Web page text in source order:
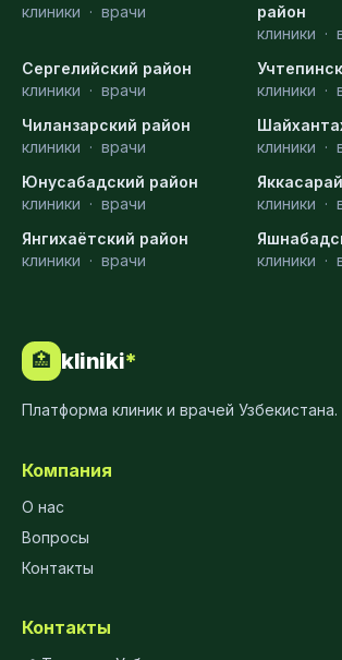
клиники · врачи
район
клиники ·
Сергелийский район
клиники · врачи
клиники ·
Чиланзарский район
клиники · врачи
клиники ·
Юнусабадский район
клиники · врачи
клиники ·
Янгихаётский район
клиники · врачи
клиники ·
🏥 kliniki*
Платформа клиник и врачей Узбекистана.
Компания
О нас
Вопросы
Контакты
Контакты